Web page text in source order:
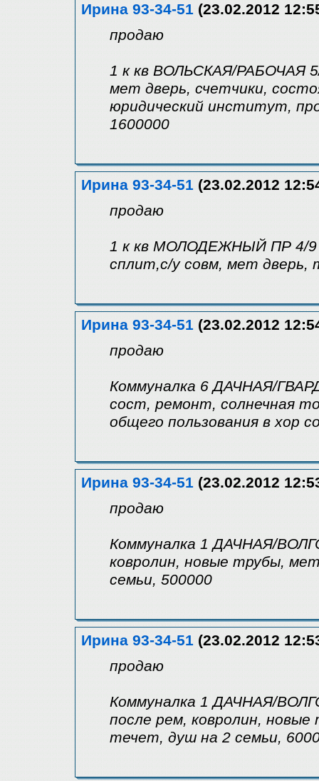
Ирина 93-34-51 (23.02.2012
продаю
1 к кв ВОЛЬСКАЯ/РАБОЧАЯ
мет дверь, счетчики,
юридический институт,
1600000
Ирина 93-34-51 (23.02.2012
продаю
1 к кв МОЛОДЕЖНЫЙ ПР 4/9
сплит,с/у совм, мет дверь,
Ирина 93-34-51 (23.02.2012
продаю
Коммуналка 6 ДАЧНАЯ/
сост, ремонт, солнечная
общего пользования в хор
Ирина 93-34-51 (23.02.2012
продаю
Коммуналка 1 ДАЧНАЯ/
ковролин, новые трубы,
семьи, 500000
Ирина 93-34-51 (23.02.2012
продаю
Коммуналка 1 ДАЧНАЯ/
после рем, ковролин,
течет, душ на 2 семьи,